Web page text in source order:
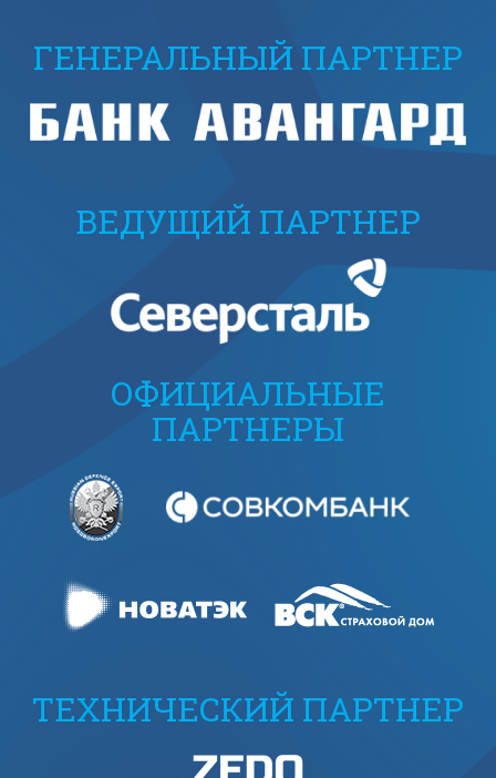
ГЕНЕРАЛЬНЫЙ ПАРТНЕР
ВЕДУЩИЙ ПАРТНЕР
ОФИЦИАЛЬНЫЕ
ПАРТНЕРЫ
ТЕХНИЧЕСКИЙ ПАРТНЕР